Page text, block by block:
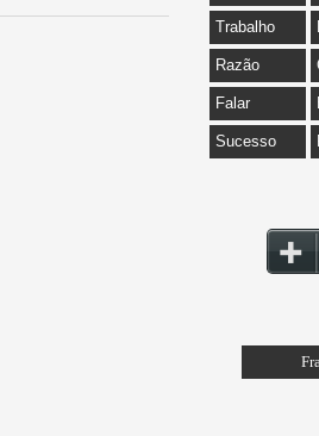
Trabalho
Razão
Falar
Sucesso